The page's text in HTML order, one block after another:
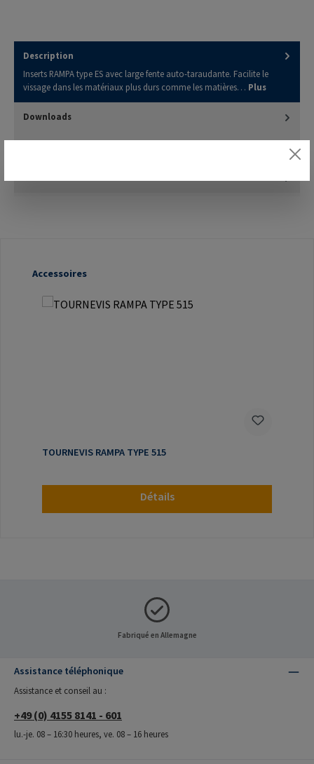
Description
Inserts RAMPA type ES avec large fente auto-taraudante. Facilite le
vissage dans les matériaux plus durs comme les matières… Plus
Downloads
Ignorer la galerie de produits
Accessoires
TOURNEVIS RAMPA TYPE 515
Détails
Fabriqué en Allemagne
Assistance téléphonique
Assistance et conseil au :
+49 (0) 4155 8141 - 601
lu.-je. 08 – 16:30 heures, ve. 08 – 16 heures